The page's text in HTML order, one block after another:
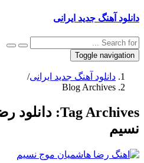
دانلود آهنگ جدید ایرانی
Toggle navigation
دانلود آهنگ جدید ایرانی/
Blog Archives
Tag Archives: دانلود
نسیم